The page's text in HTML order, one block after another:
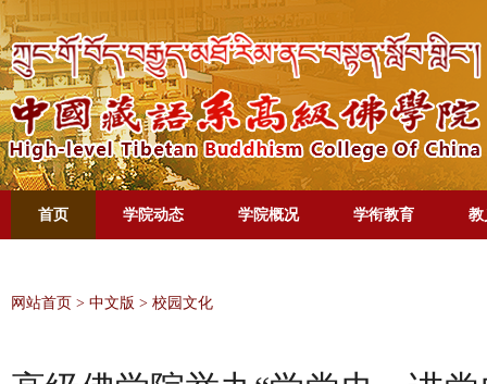
首页 学院动态 学院概况 学衔教育 教
网站首页 > 中文版 > 校园文化